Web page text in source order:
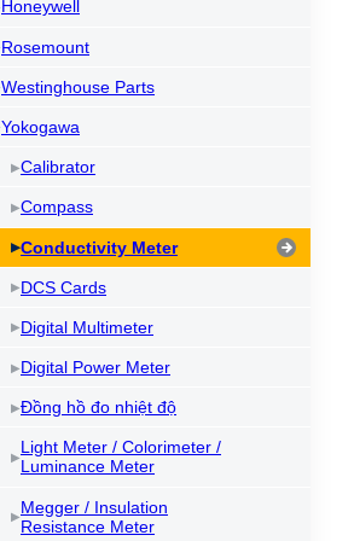
Honeywell
Rosemount
Westinghouse Parts
Yokogawa
Calibrator
Compass
Conductivity Meter
DCS Cards
Digital Multimeter
Digital Power Meter
Đồng hồ đo nhiệt độ
Light Meter / Colorimeter /
Luminance Meter
Megger / Insulation
Resistance Meter